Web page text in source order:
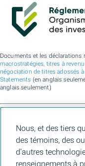
Documents et les déclarations
macrostratégies, titres à
négociation de titres adossés
Statements (en anglais
anglais seulement)
financier pour les services de
Bank N.A. (membre de la
Montreal (China) Co. Ltd.,
institutionnels de BMO
et les services de courtage
Nous, et des tiers
des témoins, des
d’autres